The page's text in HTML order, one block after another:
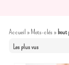
Accueil »Mots-clés » bout